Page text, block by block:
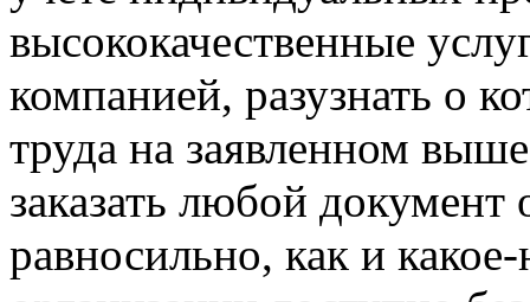
высококачественные
компанией, разузнать о
труда на заявленном
заказать любой
равносильно, как и